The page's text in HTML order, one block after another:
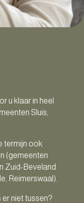
u klaar in heel
Sluis,
termijn ook
(gemeenten
Zuid-Beveland
Reimerswaal).
niet tussen?